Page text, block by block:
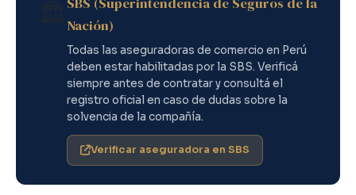
Nación)
Todas las aseguradoras de comercio en Perú
deben estar habilitadas por la SBS. Verificá
siempre antes de contratar y consultá el
registro oficial en caso de dudas sobre la
solvencia de la compañía.
Verificar aseguradora en SBS